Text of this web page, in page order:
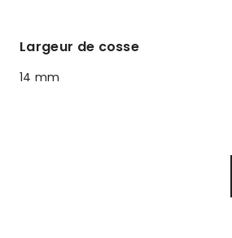
Largeur de cosse
14 mm